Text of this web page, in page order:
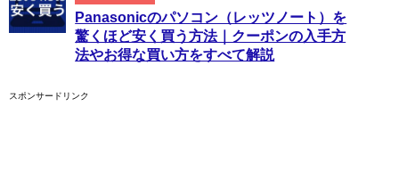
Panasonicのパソコン（レッツノート）を
驚くほど安く買う方法｜クーポンの入手方
法やお得な買い方をすべて解説
スポンサードリンク